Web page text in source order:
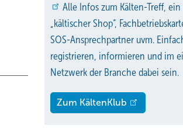
Alle Infos zum Kälten-Treff, ein
„kältischer Shop“,
SOS-Ansprechpartner uvm.
registrieren, informieren und im
Netzwerk der Branche dabei sein.
Zum KältenKlub